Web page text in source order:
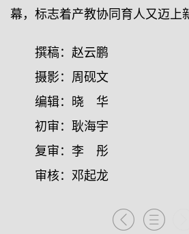
幕，标志着产教协同育人又迈上
撰稿：赵云鹏
摄影：周砚文
编辑：晓 华
初审：耿海宇
复审：李 彤
审核：邓起龙